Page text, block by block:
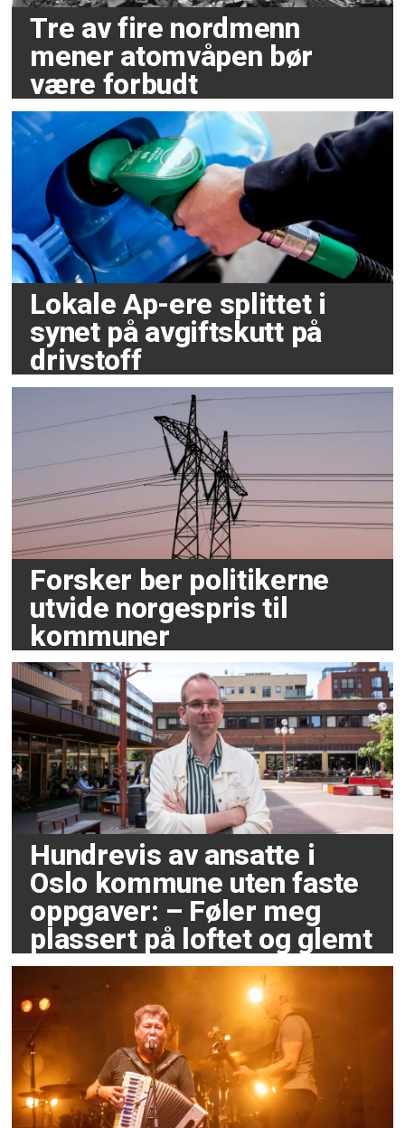
Tre av fire nordmenn
mener atomvåpen bør
være forbudt
Lokale Ap-ere splittet i
synet på avgiftskutt på
drivstoff
Forsker ber politikerne
utvide norgespris til
kommuner
Hundrevis av ansatte i
Oslo kommune uten faste
oppgaver: – Føler meg
plassert på loftet og glemt